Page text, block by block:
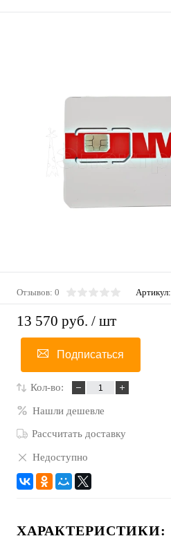
Отзывов: 0 Артикул:
13 570 руб. / шт
Подписаться
Кол-во:
Нашли дешевле
Рассчитать доставку
Недоступно
ХАРАКТЕРИСТИКИ: